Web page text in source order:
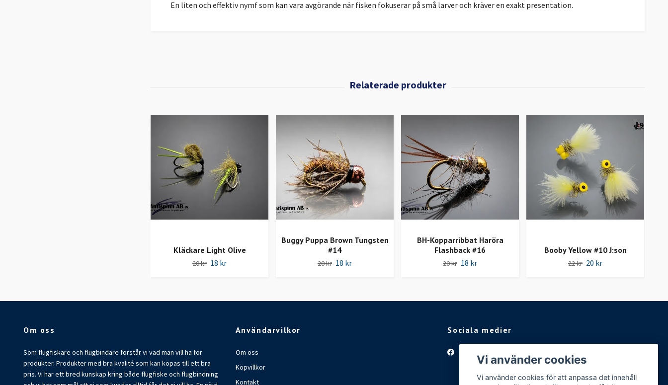
En liten och effektiv nymf som kan vara avgörande när fisken fokuserar på små larver och kräver en exakt presentation.
Kläckare Light Olive
20 kr 18 kr
Buggy Puppa Brown Tungsten
#14
20 kr 18 kr
BH-Kopparribbat Haröra
Flashback #16
20 kr 18 kr
Booby Yellow #10 J:son
22 kr 20 kr
Om oss
Som flugfiskare och flugbindare förstår vi vad man vill ha för
produkter. Produkter med bra kvalité som kan köpas till ett bra
pris. Vi har ett bred kunskap kring både flugfiske och flugbindning
Användarvilkor
Om oss
Köpvillkor
Kontakt
Sociala medier
Vi använder cookies
Vi använder cookies för att anpassa det innehåll